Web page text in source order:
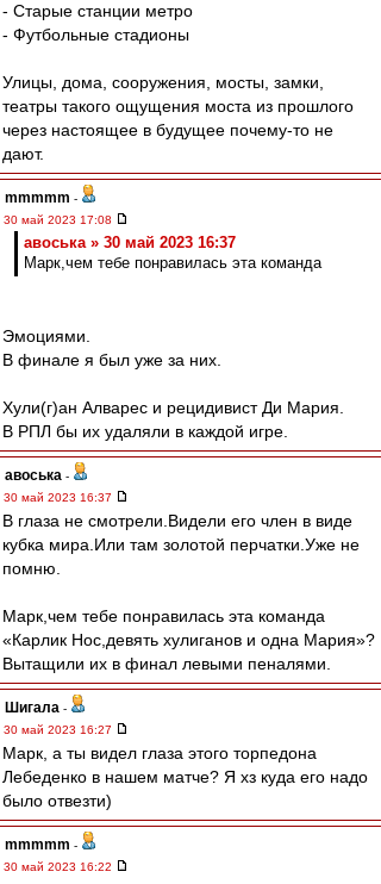
- Старые станции метро
- Футбольные стадионы
Улицы, дома, сооружения, мосты, замки,
театры такого ощущения моста из прошлого
через настоящее в будущее почему-то не
дают.
mmmmm -
30 май 2023 17:08
авоська » 30 май 2023 16:37
Марк,чем тебе понравилась эта команда
Эмоциями.
В финале я был уже за них.
Хули(г)ан Алварес и рецидивист Ди Мария.
В РПЛ бы их удаляли в каждой игре.
авоська -
30 май 2023 16:37
В глаза не смотрели.Видели его член в виде
кубка мира.Или там золотой перчатки.Уже не
помню.
Марк,чем тебе понравилась эта команда
«Карлик Нос,девять хулиганов и одна Мария»?
Вытащили их в финал левыми пеналями.
Шигала -
30 май 2023 16:27
Марк, а ты видел глаза этого торпедона
Лебеденко в нашем матче? Я хз куда его надо
было отвезти)
mmmmm -
30 май 2023 16:22